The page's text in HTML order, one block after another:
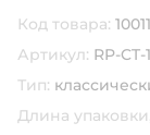
Код товара:
Артикул: RP-CT-
Тип:
Длина